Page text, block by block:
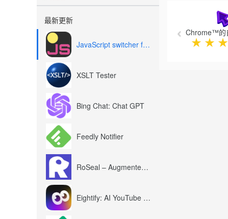
最新更新
JavaScript switcher for SEO and development
XSLT Tester
Bing Chat: Chat GPT
Feedly Notifier
RoSeal – Augmented Roblox Experience
Eightify: AI YouTube Summary with ChatGPT
Chrome™的
★ ★ ★